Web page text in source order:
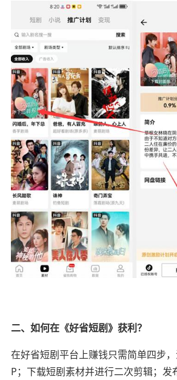
二、如何在《好省短剧》获利？
在好省短剧平台上赚钱只需简单四步
P；下载短剧素材并进行二次剪辑；发